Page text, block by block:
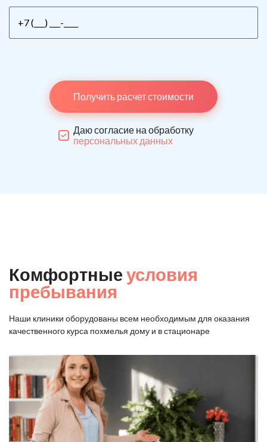
Получить расчет стоимости
Даю согласие на обработку
персональных данных
Комфортные условия
пребывания
Наши клиники оборудованы всем необходимым для оказания
качественного курса похмелья дому и в стационаре